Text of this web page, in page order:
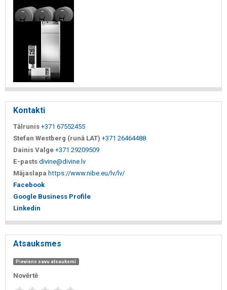
Kontakti
Tālrunis +371 67552455
Stefan Westberg (runā LAT) +371 26464488
Dainis Valge +371 29209509
E-pasts divine@divine.lv
Mājaslapa https://www.nibe.eu/lv/lv/
Facebook
Google Business Profile
Linkedin
Atsauksmes
Pievieno savu atsauksmi
Novērtē